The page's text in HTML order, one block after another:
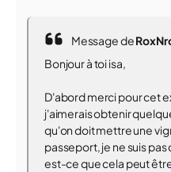
Message de
Bonjour à toi isa,
D'abord merci pour cet
j'aimerais obtenir
qu'on doit mettre une
passeport, je ne suis
est-ce que cela peut